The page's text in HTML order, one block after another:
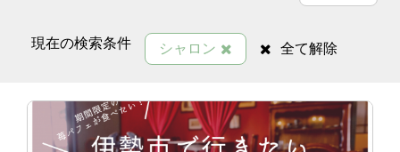
現在の検索条件 シャロン 全て解除